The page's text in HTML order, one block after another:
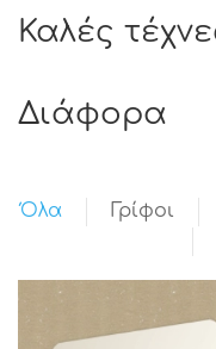
Καλές
Διάφορα
Όλα Γρίφοι